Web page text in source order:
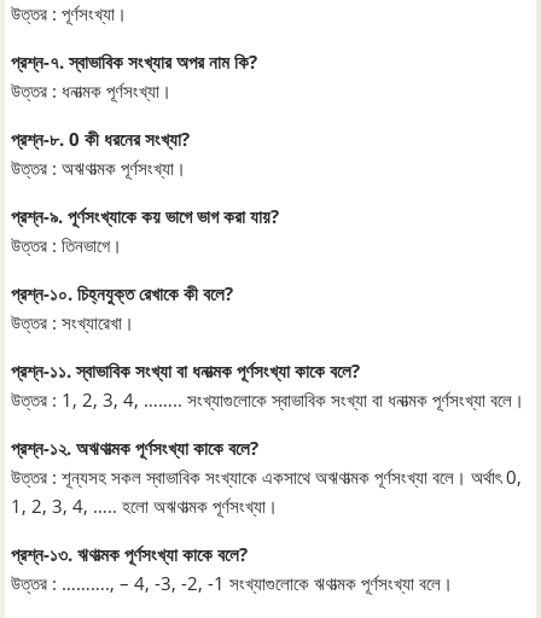
উত্তর : পূর্ণসংখ্যা।
প্রশ্ন-৭. স্বাভাবিক সংখ্যার অপর নাম কি?
উত্তর : ধনাত্মক পূর্ণসংখ্যা।
প্রশ্ন-৮. 0 কী ধরনের সংখ্যা?
উত্তর : অঋণাত্মক পূর্ণসংখ্যা।
প্রশ্ন-৯. পূর্ণসংখ্যাকে কয় ভাগে ভাগ করা যায়?
উত্তর : তিনভাগে।
প্রশ্ন-১০. চিহ্নযুক্ত রেখাকে কী বলে?
উত্তর : সংখ্যারেখা।
প্রশ্ন-১১. স্বাভাবিক সংখ্যা বা ধনাত্মক পূর্ণসংখ্যা কাকে বলে?
উত্তর : 1, 2, 3, 4, …….. সংখ্যাগুলোকে স্বাভাবিক সংখ্যা বা ধনাত্মক পূর্ণসংখ্যা বলে।
প্রশ্ন-১২. অঋণাত্মক পূর্ণসংখ্যা কাকে বলে?
উত্তর : শূন্যসহ সকল স্বাভাবিক সংখ্যাকে একসাথে অঋণাত্মক পূর্ণসংখ্যা বলে। অর্থাৎ 0,
1, 2, 3, 4, ….. হলো অঋণাত্মক পূর্ণসংখ্যা।
প্রশ্ন-১৩. ঋণাত্মক পূর্ণসংখ্যা কাকে বলে?
উত্তর : ………., – 4, -3, -2, -1 সংখ্যাগুলোকে ঋণাত্মক পূর্ণসংখ্যা বলে।